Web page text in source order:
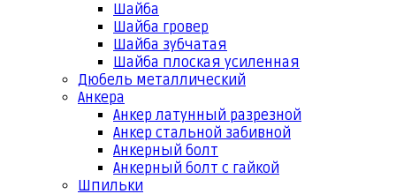
Шайба
Шайба гровер
Шайба зубчатая
Шайба плоская усиленная
Дюбель металлический
Анкера
Анкер латунный разрезной
Анкер стальной забивной
Анкерный болт
Анкерный болт с гайкой
Шпильки